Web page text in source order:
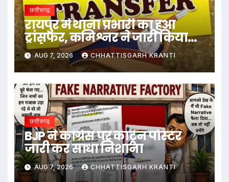
छत्तीसगढ़
रायपुर में थाना प्रभारी का हुआ
ट्रांसफर, कमिश्नर ने जारी किया
आदेश
AUG 7, 2026 CHHATTISGARH KRANTI
छत्तीसगढ़
BJP ने कांग्रेस पर कार्टून पोस्टर
जारी कर साधा निशाना
AUG 7, 2026 CHHATTISGARH KRANTI